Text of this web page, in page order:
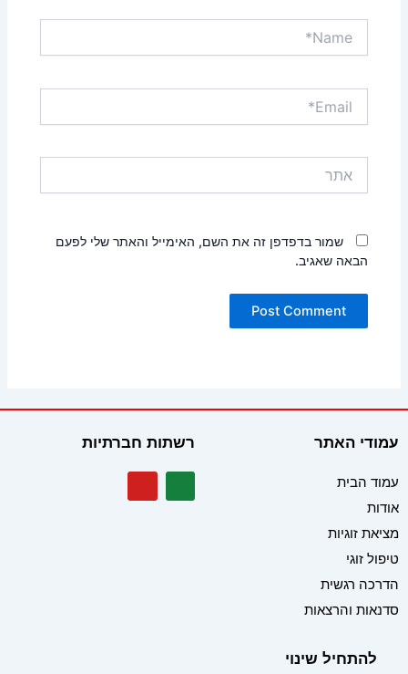
שמור בדפדפן זה את השם, האימייל והאתר שלי לפעם
הבאה שאגיב.
עמודי האתר
עמוד הבית
אודות
מציאת זוגיות
טיפול זוגי
הדרכה רגשית
סדנאות והרצאות
רשתות חברתיות
W
להתחיל שינוי